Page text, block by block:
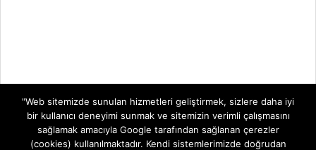
"Web sitemizde sunulan hizmetleri geliştirmek, sizlere daha iyi
bir kullanıcı deneyimi sunmak ve sitemizin verimli çalışmasını
sağlamak amacıyla Google tarafından sağlanan çerezler
(cookies) kullanılmaktadır. Kendi sistemlerimizde doğrudan